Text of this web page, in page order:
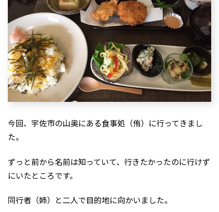
今回、宇佐市の山奥にある食事処（侑）に行ってきまし
た。
ずっと前から名前は知っていて、行きたかったのに行けず
にいたところです。
同行者（姉）と二人で目的地に向かいました。